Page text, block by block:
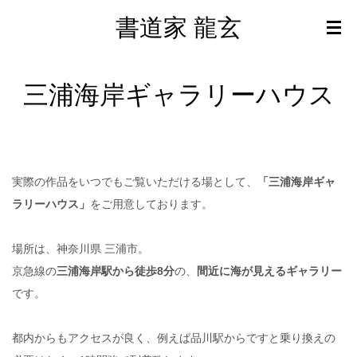
書道家 龍玄
三浦海岸ギャラリーハウス
実際の作品をいつでもご覧いただける場として、​
「三浦海岸ギャ
ラリーハウス」 をご用意しております。
場所は、神奈川県 三浦市。
京急線の三浦海岸駅から徒歩8分の、
間近に海が見えるギャラリー
です。
都内からもアクセスが良く、例えば品川駅からですと乗り換えの